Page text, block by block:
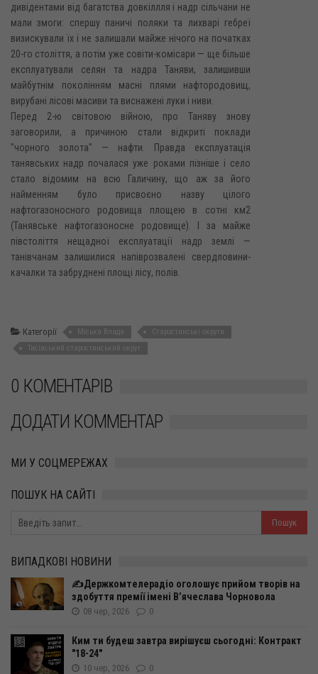
дивідентами від багатства довкіллля і надр сільчани не
мали змоги: спершу паничі поляки та лихварі гебреї
визискували їх і не залишали майже нічого на початках
20-го століття, а потім уже совіти-комісари — ще більше
експлуатували селян та надра Таняви, залишивши
майбутнім поколінням масні плями нафтородовищ,
вирубані лісові масиви та виснажені луки і ниви.
Перед 2-ю світовою війною, про Таняву знову
заговорили, а причиною стали відкриті поклади
"чорного золота" — нафти. Правда експлуатація
танявських надр почалася уже роками пізніше і село
стало відомим на всю Галичину, що аж за його
найменням було присвоєно назву цілого
нафтогазоносного родовища площею в сотні км2
(Танявське нафтогазоносне родовище). І за майже
півстоліття нещадної експлуатації надр землі —
танівчанам залишилися напіврозвалені свердловини-
качалки та забруднені площі лісу, полів.
Категорії Міська Влада
Старостинські округи
Тисівський старостинський округ
0 КОМЕНТАРІВ
ДОДАТИ КОММЕНТАР
МИ У СОЦМЕРЕЖАХ
ПОШУК НА САЙТІ
ВИПАДКОВІ НОВИНИ
✍️Держкомтелерадіо оголошує прийом творів на
здобуття премії імені В’ячеслава Чорновола
08 чер, 2026 0
Ким ти будеш завтра вирішуєш сьогодні: Контракт
"18-24"
10 чер, 2026 0